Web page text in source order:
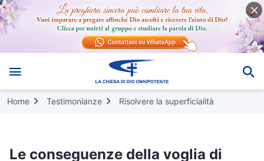
Home Testimonianze Risolvere la superficialità
Le conseguenze della voglia di